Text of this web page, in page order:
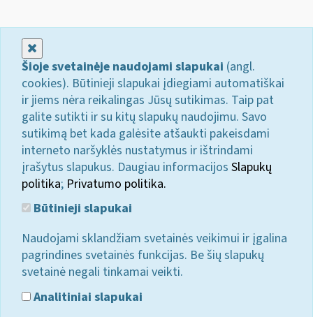
Šioje svetainėje naudojami slapukai (angl.
cookies). Būtinieji slapukai įdiegiami automatiškai
ir jiems nėra reikalingas Jūsų sutikimas. Taip pat
galite sutikti ir su kitų slapukų naudojimu. Savo
sutikimą bet kada galėsite atšaukti pakeisdami
interneto naršyklės nustatymus ir ištrindami
įrašytus slapukus. Daugiau informacijos Slapukų
politika; Privatumo politika.
Būtinieji slapukai
Naudojami sklandžiam svetainės veikimui ir įgalina
pagrindines svetainės funkcijas. Be šių slapukų
svetainė negali tinkamai veikti.
Analitiniai slapukai